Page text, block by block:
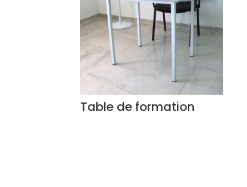
Table de formation